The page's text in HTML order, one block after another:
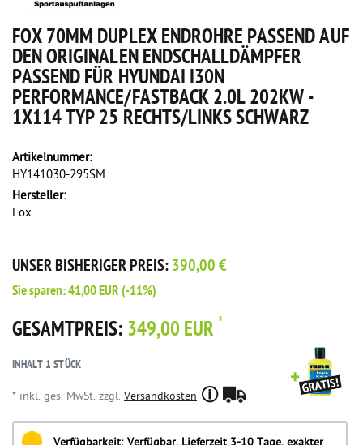
FOX 70MM DUPLEX ENDROHRE PASSEND AUF
DEN ORIGINALEN ENDSCHALLDÄMPFER
PASSEND FÜR HYUNDAI I30N
PERFORMANCE/FASTBACK 2.0L 202KW -
1X114 TYP 25 RECHTS/LINKS SCHWARZ
Artikelnummer:
HY141030-295SM
Hersteller:
Fox
UNSER BISHERIGER PREIS:390,00 €
Sie sparen:41,00 EUR(-11%)
GESAMTPREIS: 349,00 EUR *
INHALT 1STÜCK
* inkl. ges. MwSt. zzgl. Versandkosten